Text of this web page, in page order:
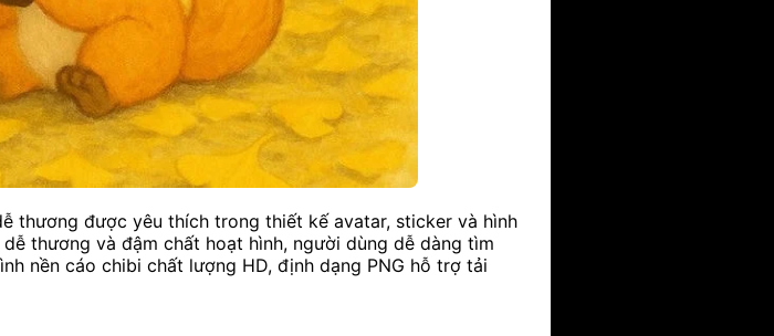
thương được yêu thích trong thiết kế avatar, sticker và hình
thương và đậm chất hoạt hình, người dùng dễ dàng tìm
nền cáo chibi chất lượng HD, định dạng PNG hỗ trợ tải